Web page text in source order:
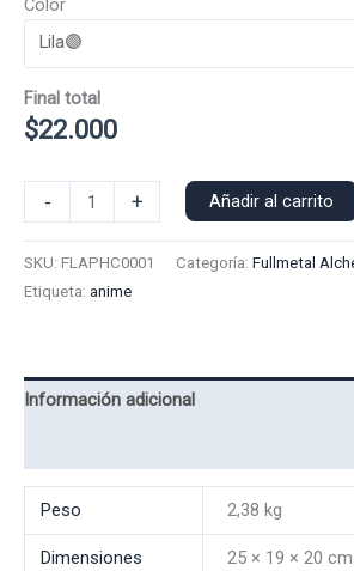
Final total
$22.000
-
Capucha
+ Añadir al carrito
SKU: FLAPHC0001 Categoría: Fullmetal
Etiqueta: anime
Información adicional
Peso 2,38 kg
Dimensiones 25 × 19 × 20 cm